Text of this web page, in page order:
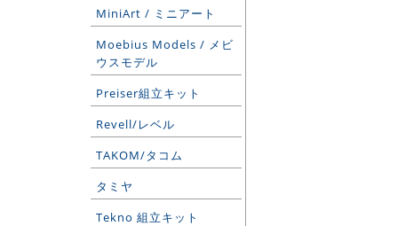
MiniArt / ミニアート
Moebius Models / メビ
ウスモデル
Preiser組立キット
Revell/レベル
TAKOM/タコム
タミヤ
Tekno 組立キット